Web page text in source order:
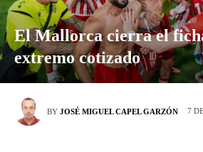
El Mallorca cierra el
extremo cotizado
BY JOSÉ MIGUEL CAPEL GARZÓN 7